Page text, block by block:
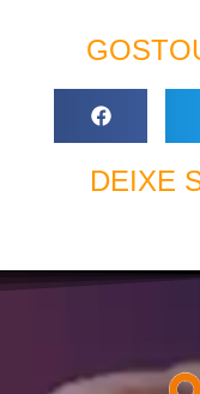
DEIXE